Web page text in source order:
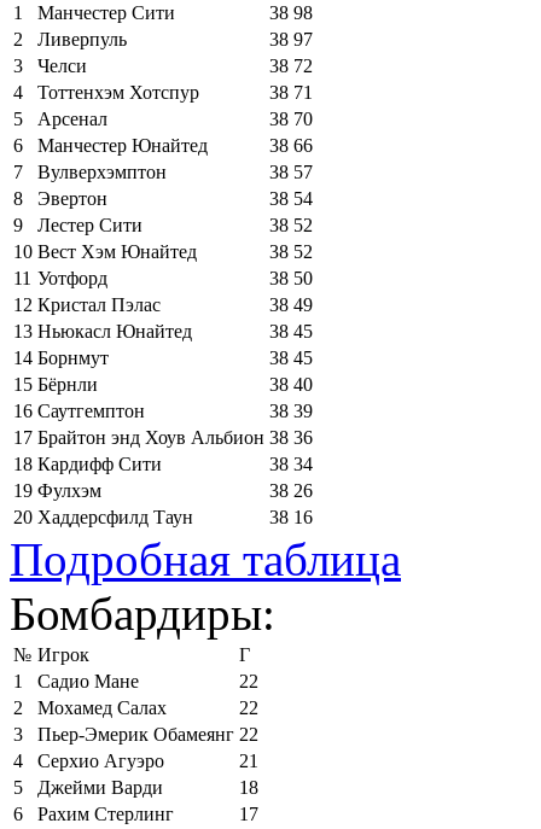
1
Манчестер Сити 38 98
2
Ливерпуль 38 97
3
Челси 38 72
4
Тоттенхэм Хотспур 38 71
5
Арсенал 38 70
6
Манчестер Юнайтед 38 66
7
Вулверхэмптон 38 57
8
Эвертон 38 54
9
Лестер Сити 38 52
10 Вест Хэм Юнайтед 38 52
11 Уотфорд 38 50
12 Кристал Пэлас 38 49
13 Ньюкасл Юнайтед 38 45
14 Борнмут 38 45
15 Бёрнли 38 40
16 Саутгемптон 38 39
17 Брайтон энд Хоув Альбион 38 36
18 Кардифф Сити 38 34
19 Фулхэм 38 26
20 Хаддерсфилд Таун 38 16
Подробная таблица
Бомбардиры:
№ Игрок
Г
1
Садио Мане
22
2
Мохамед Салах
22
3
Пьер-Эмерик Обамеянг 22
4
Серхио Агуэро
21
5
Джейми Варди
18
6
Рахим Стерлинг
17